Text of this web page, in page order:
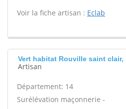
Voir la fiche artisan : Eclab
Vert habitat Rouville saint
Artisan
Département: 14
Surélévation maçonnerie -